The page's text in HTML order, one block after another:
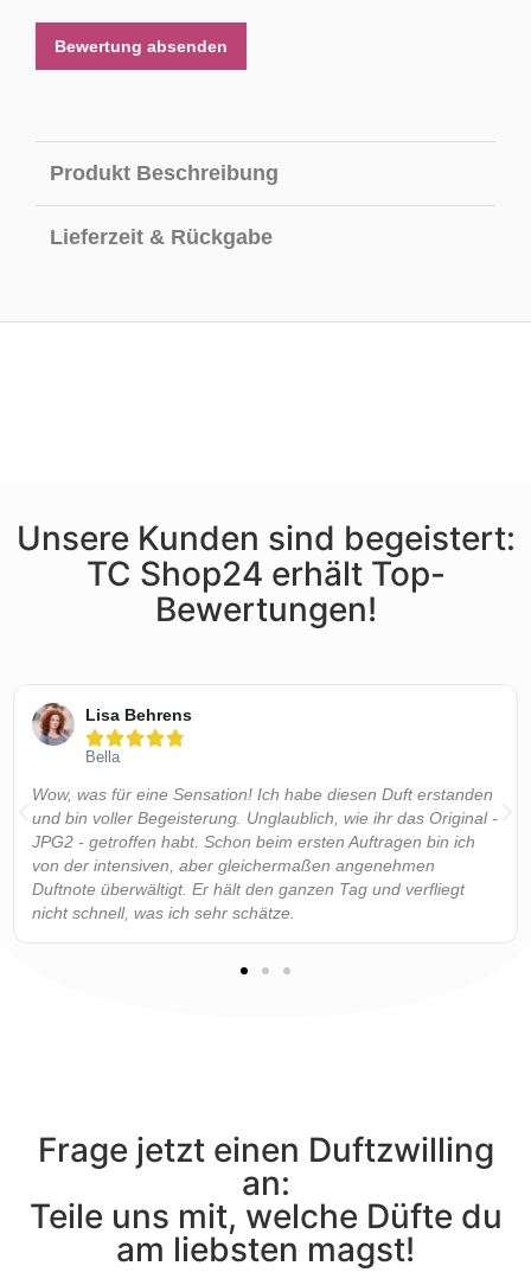
Bewertung absenden
Produkt Beschreibung
Lieferzeit & Rückgabe
Unsere Kunden sind begeistert:
TC Shop24 erhält Top-
Bewertungen!
Lisa Behrens

Bella
Wow, was für eine Sensation! Ich habe diesen Duft erstanden
und bin voller Begeisterung. Unglaublich, wie ihr das Original -
JPG2 - getroffen habt. Schon beim ersten Auftragen bin ich
von der intensiven, aber gleichermaßen angenehmen
Duftnote überwältigt. Er hält den ganzen Tag und verfliegt
nicht schnell, was ich sehr schätze.
Frage jetzt einen Duftzwilling
an:
Teile uns mit, welche Düfte du
am liebsten magst!